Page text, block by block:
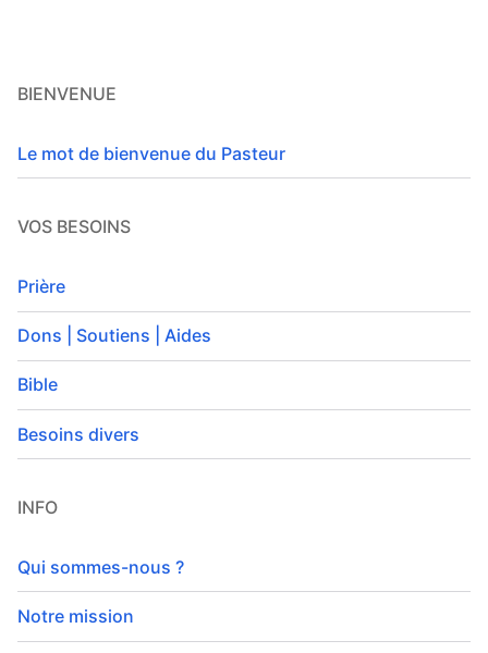
BIENVENUE
Le mot de bienvenue du Pasteur
VOS BESOINS
Prière
Dons | Soutiens | Aides
Bible
Besoins divers
INFO
Qui sommes-nous ?
Notre mission